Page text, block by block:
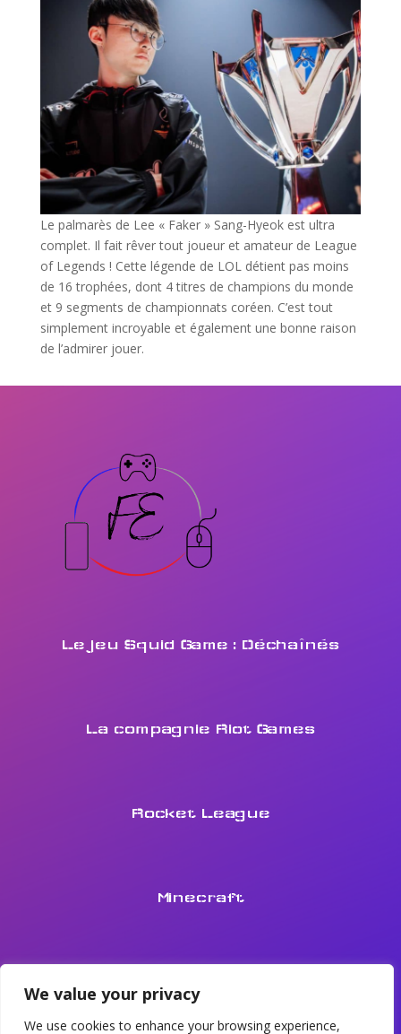
We value your privacy
We use cookies to enhance your browsing experience,
Le palmarès de Lee « Faker » Sang-Hyeok est ultra
complet. Il fait rêver tout joueur et amateur de League
of Legends ! Cette légende de LOL détient pas moins
de 16 trophées, dont 4 titres de champions du monde
et 9 segments de championnats coréen. C’est tout
simplement incroyable et également une bonne raison
de l’admirer jouer.
Le jeu Squid Game : Déchaînés
La compagnie Riot Games
Rocket League
Minecraft